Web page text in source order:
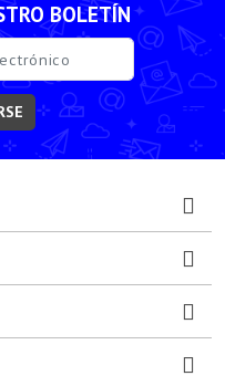
BOLETÍN